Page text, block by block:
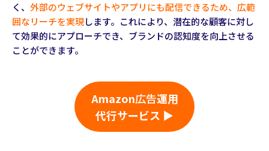
く、 外部のウェブサイトやアプリにも配信できるため、広範
囲なリーチを実現します。これにより、潜在的な顧客に対し
て効果的にアプローチでき、ブランドの認知度を向上させる
ことができます。
Amazon広告運用
代行サービス ▶